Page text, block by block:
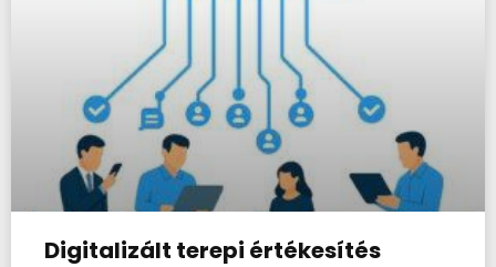
Digitalizált terepi értékesítés